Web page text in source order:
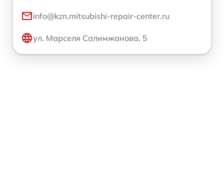
info@kzn.mitsubishi-repair-center.ru
ул. Марселя Салимжанова, 5